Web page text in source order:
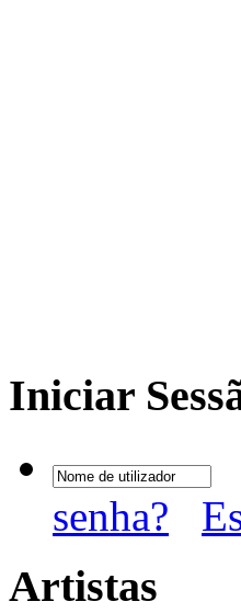
Iniciar
senha?
Artistas